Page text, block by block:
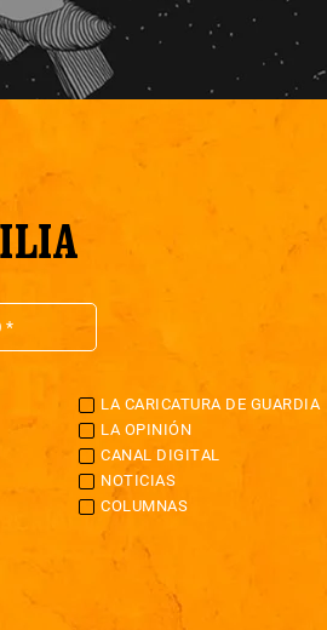
LA CARICATURA DE GUARDIA
LA OPINIÓN
CANAL DIGITAL
NOTICIAS
COLUMNAS